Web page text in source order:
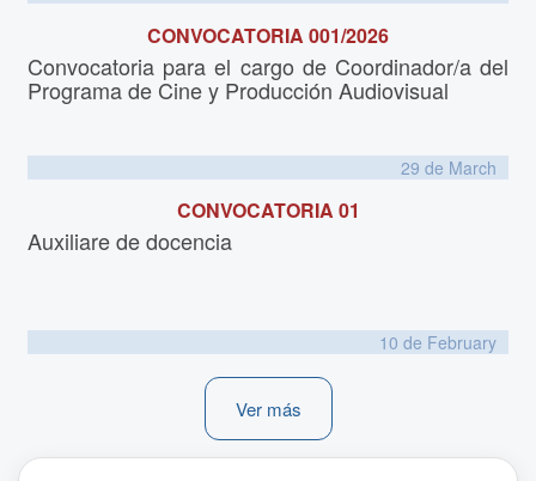
CONVOCATORIA 001/2026
Convocatoria para el cargo de Coordinador/a del
Programa de Cine y Producción Audiovisual
29 de March
CONVOCATORIA 01
Auxiliare de docencia
10 de February
Ver más